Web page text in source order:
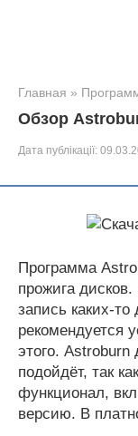
Главная »
Обзор
Дата публікації:
Программа
прожига
запись каких-
рекомендуется
этого.
подойдёт, так
функционал,
версию. В